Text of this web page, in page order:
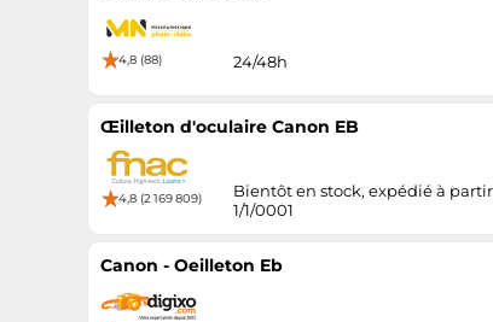
4,8 (88) 24/48h
Œilleton d'oculaire Canon EB
4,8 (2 169 809)
Bientôt en stock, expédié à
1/1/0001
Canon - Oeilleton Eb